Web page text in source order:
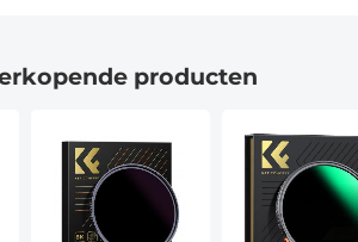
producten